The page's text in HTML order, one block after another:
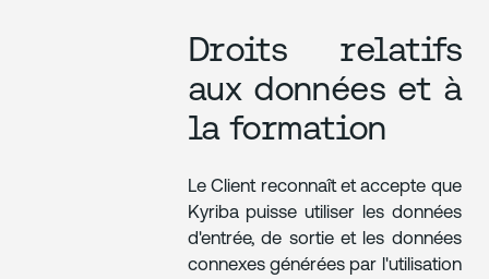
Droits relatifs
aux données et à
la formation
Le Client reconnaît et accepte que
Kyriba puisse utiliser les données
d'entrée, de sortie et les données
connexes générées par l'utilisation